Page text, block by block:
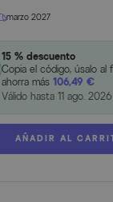
marzo 2027
15 % descuento
Copia el código, úsalo al
ahorra más 106,49 €
Válido hasta 11 ago. 2026|
AÑADIR AL